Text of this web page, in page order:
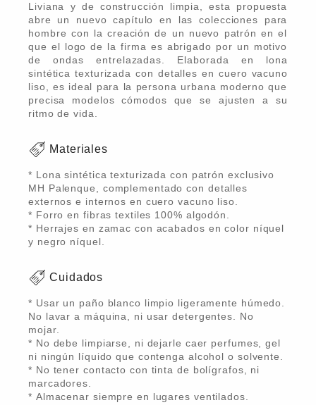
Liviana y de construcción limpia, esta propuesta
abre un nuevo capítulo en las colecciones para
hombre con la creación de un nuevo patrón en el
que el logo de la firma es abrigado por un motivo
de ondas entrelazadas. Elaborada en lona
sintética texturizada con detalles en cuero vacuno
liso, es ideal para la persona urbana moderno que
precisa modelos cómodos que se ajusten a su
ritmo de vida.
Materiales
* Lona sintética texturizada con patrón exclusivo
MH Palenque, complementado con detalles
externos e internos en cuero vacuno liso.
* Forro en fibras textiles 100% algodón.
* Herrajes en zamac con acabados en color níquel
y negro níquel.
Cuidados
* Usar un paño blanco limpio ligeramente húmedo.
No lavar a máquina, ni usar detergentes. No
mojar.
* No debe limpiarse, ni dejarle caer perfumes, gel
ni ningún líquido que contenga alcohol o solvente.
* No tener contacto con tinta de bolígrafos, ni
marcadores.
* Almacenar siempre en lugares ventilados.